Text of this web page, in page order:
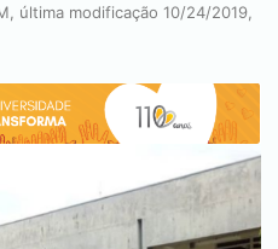
última modificação 10/24/2019,